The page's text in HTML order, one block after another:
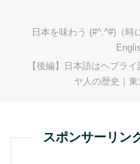
日本を味わう (#^.^#)（
【後編】日本語はヘブラ
ヤ人の歴史｜
スポンサーリン